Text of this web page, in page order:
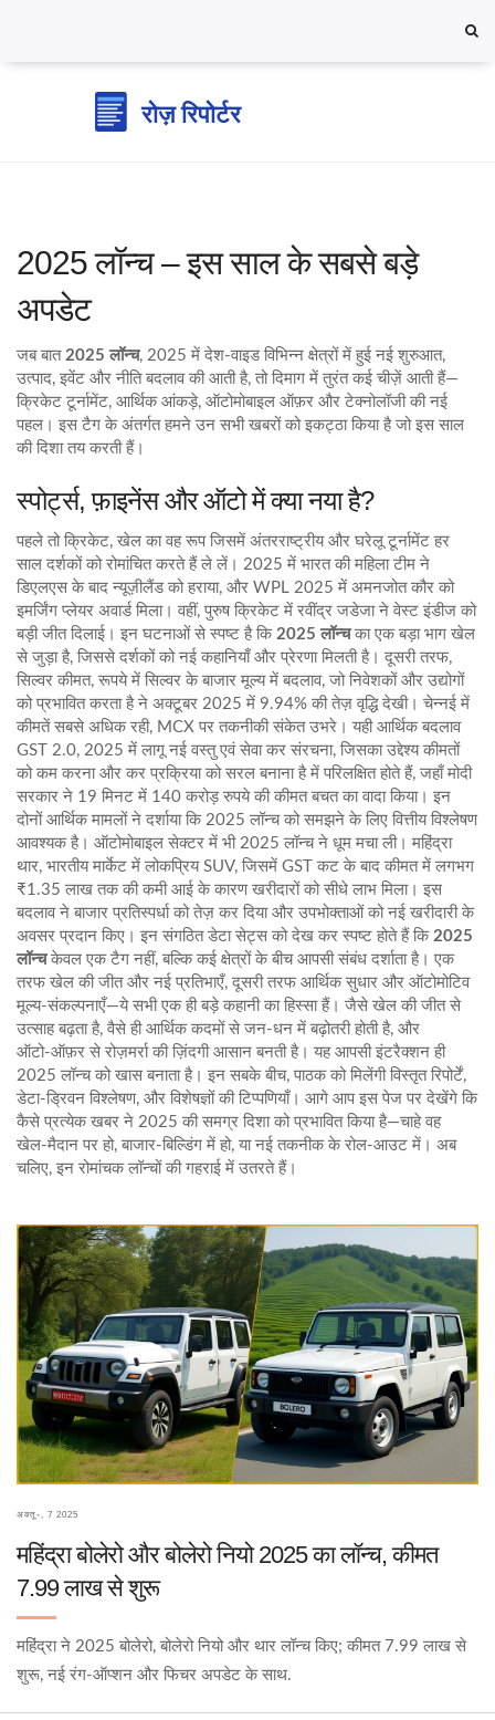
2025 लॉन्च – इस साल के सबसे बड़े
अपडेट
जब बात 2025 लॉन्च, 2025 में देश‑वाइड विभिन्न क्षेत्रों में हुई नई शुरुआत,
उत्पाद, इवेंट और नीति बदलावकी आती है, तो दिमाग में तुरंत कई चीज़ें आती हैं—
क्रिकेट टूर्नामेंट, आर्थिक आंकड़े, ऑटोमोबाइल ऑफ़र और टेक्नोलॉजी की नई
पहल। इस टैग के अंतर्गत हमने उन सभी खबरों को इकट्ठा किया है जो इस साल
की दिशा तय करती हैं।
स्पोर्ट्स, फ़ाइनेंस और ऑटो में क्या नया है?
पहले तो क्रिकेट, खेल का वह रूप जिसमें अंतरराष्ट्रीय और घरेलू टूर्नामेंट हर
साल दर्शकों को रोमांचित करते हैंले लें। 2025 में भारत की महिला टीम ने
डिएलएस के बाद न्यूज़ीलैंड को हराया, और WPL 2025 में अमनजोत कौर को
इमर्जिंग प्लेयर अवार्ड मिला। वहीं, पुरुष क्रिकेट में रवींद्र जडेजा ने वेस्ट इंडीज को
बड़ी जीत दिलाई। इन घटनाओं से स्पष्ट है कि 2025 लॉन्चका एक बड़ा भाग खेल
से जुड़ा है, जिससे दर्शकों को नई कहानियाँ और प्रेरणा मिलती है। दूसरी तरफ,
सिल्वर कीमत, रूपये में सिल्वर के बाजार मूल्य में बदलाव, जो निवेशकों और उद्योगों
को प्रभावित करता हैने अक्टूबर 2025 में 9.94% की तेज़ वृद्धि देखी। चेन्नई में
कीमतें सबसे अधिक रही, MCX पर तकनीकी संकेत उभरे। यही आर्थिक बदलाव
GST 2.0, 2025 में लागू नई वस्तु एवं सेवा कर संरचना, जिसका उद्देश्य कीमतों
को कम करना और कर प्रक्रिया को सरल बनाना हैमें परिलक्षित होते हैं, जहाँ मोदी
सरकार ने 19 मिनट में 140 करोड़ रुपये की कीमत बचत का वादा किया। इन
दोनों आर्थिक मामलों ने दर्शाया कि 2025 लॉन्च को समझने के लिए वित्तीय विश्लेषण
आवश्यक है। ऑटोमोबाइल सेक्टर में भी 2025 लॉन्च ने धूम मचा ली। महिंद्रा
थार, भारतीय मार्केट में लोकप्रिय SUV, जिसमें GST कट के बाद कीमत में लगभग
₹1.35 लाख तक की कमी आई के कारण खरीदारों को सीधे लाभ मिला। इस
बदलाव ने बाजार प्रतिस्पर्धा को तेज़ कर दिया और उपभोक्ताओं को नई खरीदारी के
अवसर प्रदान किए। इन संगठित डेटा सेट्स को देख कर स्पष्ट होते हैं कि 2025
लॉन्चकेवल एक टैग नहीं, बल्कि कई क्षेत्रों के बीच आपसी संबंध दर्शाता है। एक
तरफ खेल की जीत और नई प्रतिभाएँ, दूसरी तरफ आर्थिक सुधार और ऑटोमोटिव
मूल्य‑संकल्पनाएँ—ये सभी एक ही बड़े कहानी का हिस्सा हैं। जैसे खेल की जीत से
उत्साह बढ़ता है, वैसे ही आर्थिक कदमों से जन‑धन में बढ़ोतरी होती है, और
ऑटो‑ऑफ़र से रोज़मर्रा की ज़िंदगी आसान बनती है। यह आपसी इंटरैक्शन ही
2025 लॉन्च को खास बनाता है। इन सबके बीच, पाठक को मिलेंगी विस्तृत रिपोर्टें,
डेटा‑ड्रिवन विश्लेषण, और विशेषज्ञों की टिप्पणियाँ। आगे आप इस पेज पर देखेंगे कि
कैसे प्रत्येक खबर ने 2025 की समग्र दिशा को प्रभावित किया है—चाहे वह
खेल‑मैदान पर हो, बाजार‑बिल्डिंग में हो, या नई तकनीक के रोल‑आउट में। अब
चलिए, इन रोमांचक लॉन्चों की गहराई में उतरते हैं।
अक्तू॰, 7 2025
महिंद्रा बोलेरो और बोलेरो नियो 2025 का लॉन्च, कीमत
7.99 लाख से शुरू
महिंद्रा ने 2025 बोलेरो, बोलेरो नियो और थार लॉन्च किए; कीमत 7.99 लाख से
शुरू, नई रंग-ऑप्शन और फिचर अपडेट के साथ.